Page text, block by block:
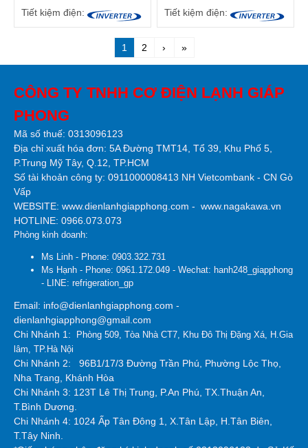
Tiết kiệm điện: Tiết kiệm điện:
1 2 › »
CÔNG TY TNHH CƠ ĐIỆN LẠNH GIÁP
PHONG
Mã số thuế: 0313096123
Địa chỉ xuất hóa đơn: 5A Đường TMT14, Tổ 39, Khu Phố 5,
P.Trung Mỹ Tây, Q.12, TP.HCM
Số tài khoản công ty: 0911000008413 NH Vietcombank - CN Gò
Vấp
WEBSITE: www.dienlanhgiapphong.com - www.nagakawa.vn
HOTLINE: 0966.073.073
Phòng kinh doanh:
Ms Linh - Phone: 0903.322.731
Ms Hạnh - Phone: 0961.172.049 - Wechat: hanh248_giapphong
- LINE: refrigeration_gp
Email: info@dienlanhgiapphong.com -
dienlanhgiapphong@gmail.com
Chi Nhánh 1: Phòng 509, Tòa Nhà CT7, Khu Đô Thị Đặng Xá, H.Gia
lâm, TP.Hà Nội
Chi Nhánh 2:
96B1/17/3 Đường Trần Phú, Phường Lộc Thọ,
Nha Trang, Khánh Hòa
Chi Nhánh 3: 123T Lê Thị Trung, P.An Phú, TX.Thuận An,
T.Bình Dương.
Chi Nhánh 4: 1024 Ấp Tân Đông 1, X.Tân Lập, H.Tân Biên,
T.Tây Ninh.